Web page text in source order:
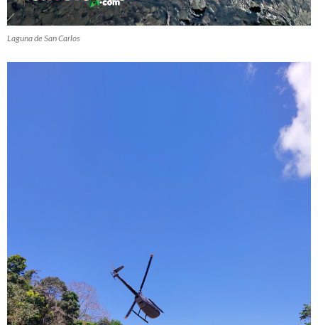
Laguna de San Carlos